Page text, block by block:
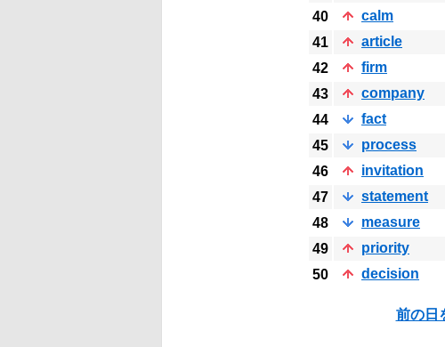
40
calm
41
article
42
firm
43
company
44
fact
45
process
46
invitation
47
statement
48
measure
49
priority
50
decision
前の日